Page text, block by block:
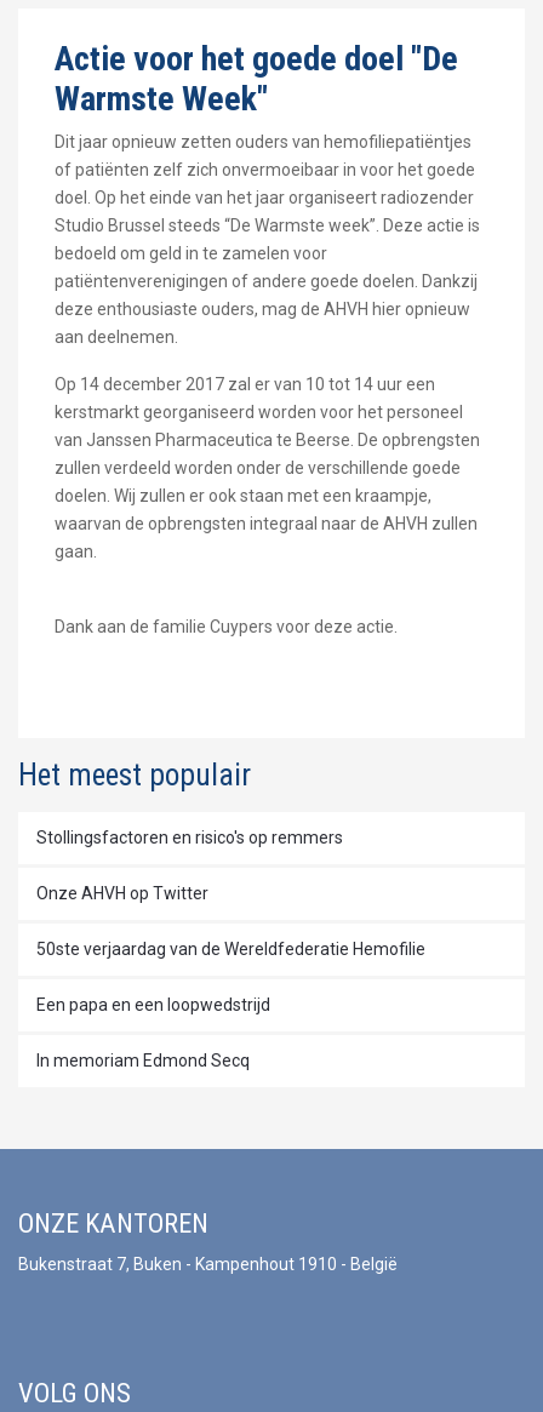
Actie voor het goede doel "De
Warmste Week"
Dit jaar opnieuw zetten ouders van hemofiliepatiëntjes
of patiënten zelf zich onvermoeibaar in voor het goede
doel. Op het einde van het jaar organiseert radiozender
Studio Brussel steeds “De Warmste week”. Deze actie is
bedoeld om geld in te zamelen voor
patiëntenverenigingen of andere goede doelen. Dankzij
deze enthousiaste ouders, mag de AHVH hier opnieuw
aan deelnemen.
Op 14 december 2017 zal er van 10 tot 14 uur een
kerstmarkt georganiseerd worden voor het personeel
van Janssen Pharmaceutica te Beerse. De opbrengsten
zullen verdeeld worden onder de verschillende goede
doelen. Wij zullen er ook staan met een kraampje,
waarvan de opbrengsten integraal naar de AHVH zullen
gaan.
Dank aan de familie Cuypers voor deze actie.
Het meest populair
Stollingsfactoren en risico's op remmers
Onze AHVH op Twitter
50ste verjaardag van de Wereldfederatie Hemofilie
Een papa en een loopwedstrijd
In memoriam Edmond Secq
ONZE KANTOREN
Bukenstraat 7, Buken - Kampenhout 1910 - België
VOLG ONS